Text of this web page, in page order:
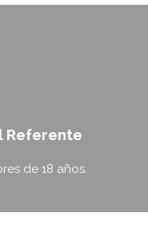
Referente
de 18 años.